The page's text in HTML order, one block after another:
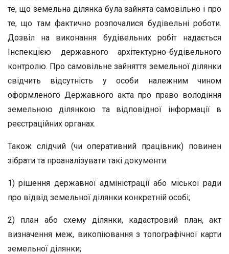
те, що земельна ділянка була зайнята самовільно і про
те, що там фактично розпочалися будівельні роботи.
Дозвіл на виконання будівельних робіт надається
Інспекцією державного архітектурно-будівельного
контролю. Про самовільне зайняття земельної ділянки
свідчить відсутність у особи належним чином
оформленого Державного акта про право володіння
земельною ділянкою та відповідної інформації в
реєстраційних органах.
Також слідчий (чи оперативний працівник) повинен
зібрати та проаналізувати такі документи:
1) рішення державної адміністрації або міської ради
про відвід земельної ділянки конкретній особі;
2) план або схему ділянки, кадастровий план, акт
визначення меж, викопіювання з топографічної карти
земельної ділянки;